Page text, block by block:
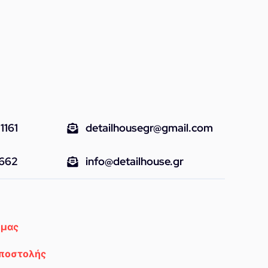
detailhousegr@gmail.com
info@detailhouse.gr
μας